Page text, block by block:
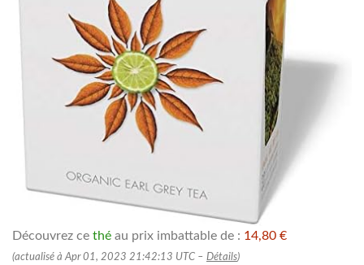
Découvrez ce thé au prix imbattable de : 14,80 €
(actualisé à Apr 01, 2023 21:42:13 UTC – Détails)